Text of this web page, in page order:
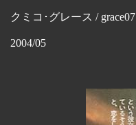
クミコ･グレース / grace07
2004/05